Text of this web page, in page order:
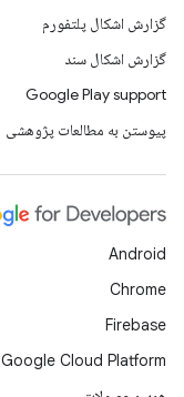
گزارش اشکال پلتفورم
گزارش اشکال سند
Google Play support
پیوستن به مطالعات پژوهشی
Android
Chrome
Firebase
Google Cloud Platform